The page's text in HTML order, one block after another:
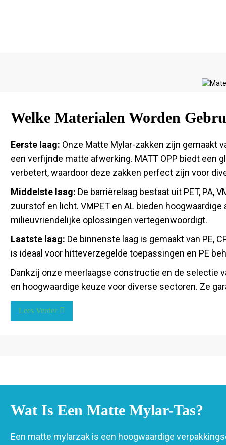
Welke Materialen Worden
Eerste laag: Onze Matte Mylar-zakken zijn gemaakt
een verfijnde matte afwerking. MATT OPP biedt een
verbetert, waardoor deze zakken perfect zijn voor
Middelste laag: De barrièrelaag bestaat uit PET, PA,
zuurstof en licht. VMPET en AL bieden
milieuvriendelijke oplossingen vertegenwoordigt.
Laatste laag: De binnenste laag is gemaakt van PE,
is ideaal voor hitteverzegelde toepassingen en PE
Dankzij onze meerlaagse constructie en de selectie
en hoogwaardige keuze voor diverse sectoren. Ze
Lees Verder
Wat Is Een Matte Mylar-Tas?
Een matte mylarzak is een hoogwaardige